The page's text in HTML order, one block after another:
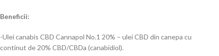
Beneficii:
-Ulei canabis CBD Cannapol No.1 20% – ulei CBD din canepa cu
continut de 20% CBD/CBDa (canabidiol).